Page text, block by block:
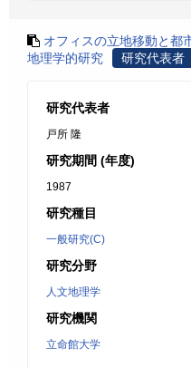
オフィスの立地移動と都
地理学的研究
研究代表者
研究代表者
戸所 隆
研究期間 (年度)
1987
研究種目
一般研究(C)
研究分野
人文地理学
研究機関
立命館大学